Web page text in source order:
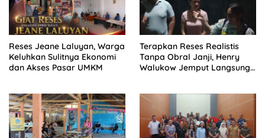
Reses Jeane Laluyan, Warga
Keluhkan Sulitnya Ekonomi
dan Akses Pasar UMKM
Terapkan Reses Realistis
Tanpa Obral Janji, Henry
Walukow Jemput Langsung